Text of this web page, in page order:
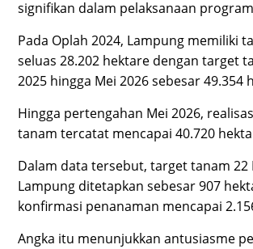
signifikan dalam pelaksanaan
Pada Oplah 2024, Lampung memiliki
seluas 28.202 hektare dengan target
2025 hingga Mei 2026 sebesar 49.354
Hingga pertengahan Mei 2026,
tanam tercatat mencapai 40.720
Dalam data tersebut, target tanam 22
Lampung ditetapkan sebesar 907
konfirmasi penanaman mencapai
Angka itu menunjukkan antusiasme